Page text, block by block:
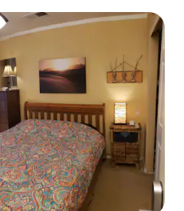
hóspedes